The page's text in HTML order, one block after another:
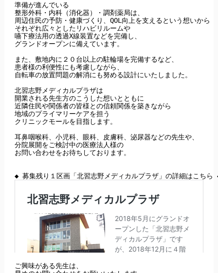
準備が進んでいる
整形外科・内科（消化器）・調剤薬局は、
周辺住民の予防・健康づくり、QOL向上を支えるという想いから
それぞれ広々としたリハビリルームや
嚥下療法用の透過X線装置などを完備し、
グランドオープンに備えています。
また、敷地内に２０台以上の駐輪場を完備するなど、
患者様の利便性にも考慮しながら、
自転車の放置問題の解消にも努める設計にいたしました。
北習志野メディカルプラザは
開業される先生方のこうした想いとともに
近隣住民や関係者の皆様との信頼関係を築きながら
地域のプライマリーケアを担う
クリニックモールを目指します。
耳鼻咽喉科、小児科、眼科、皮膚科、泌尿器などの先生や、
分院展開をご検討中の医療法人様の
お問い合わせをお待ちしております。
ご興味がある先生は、